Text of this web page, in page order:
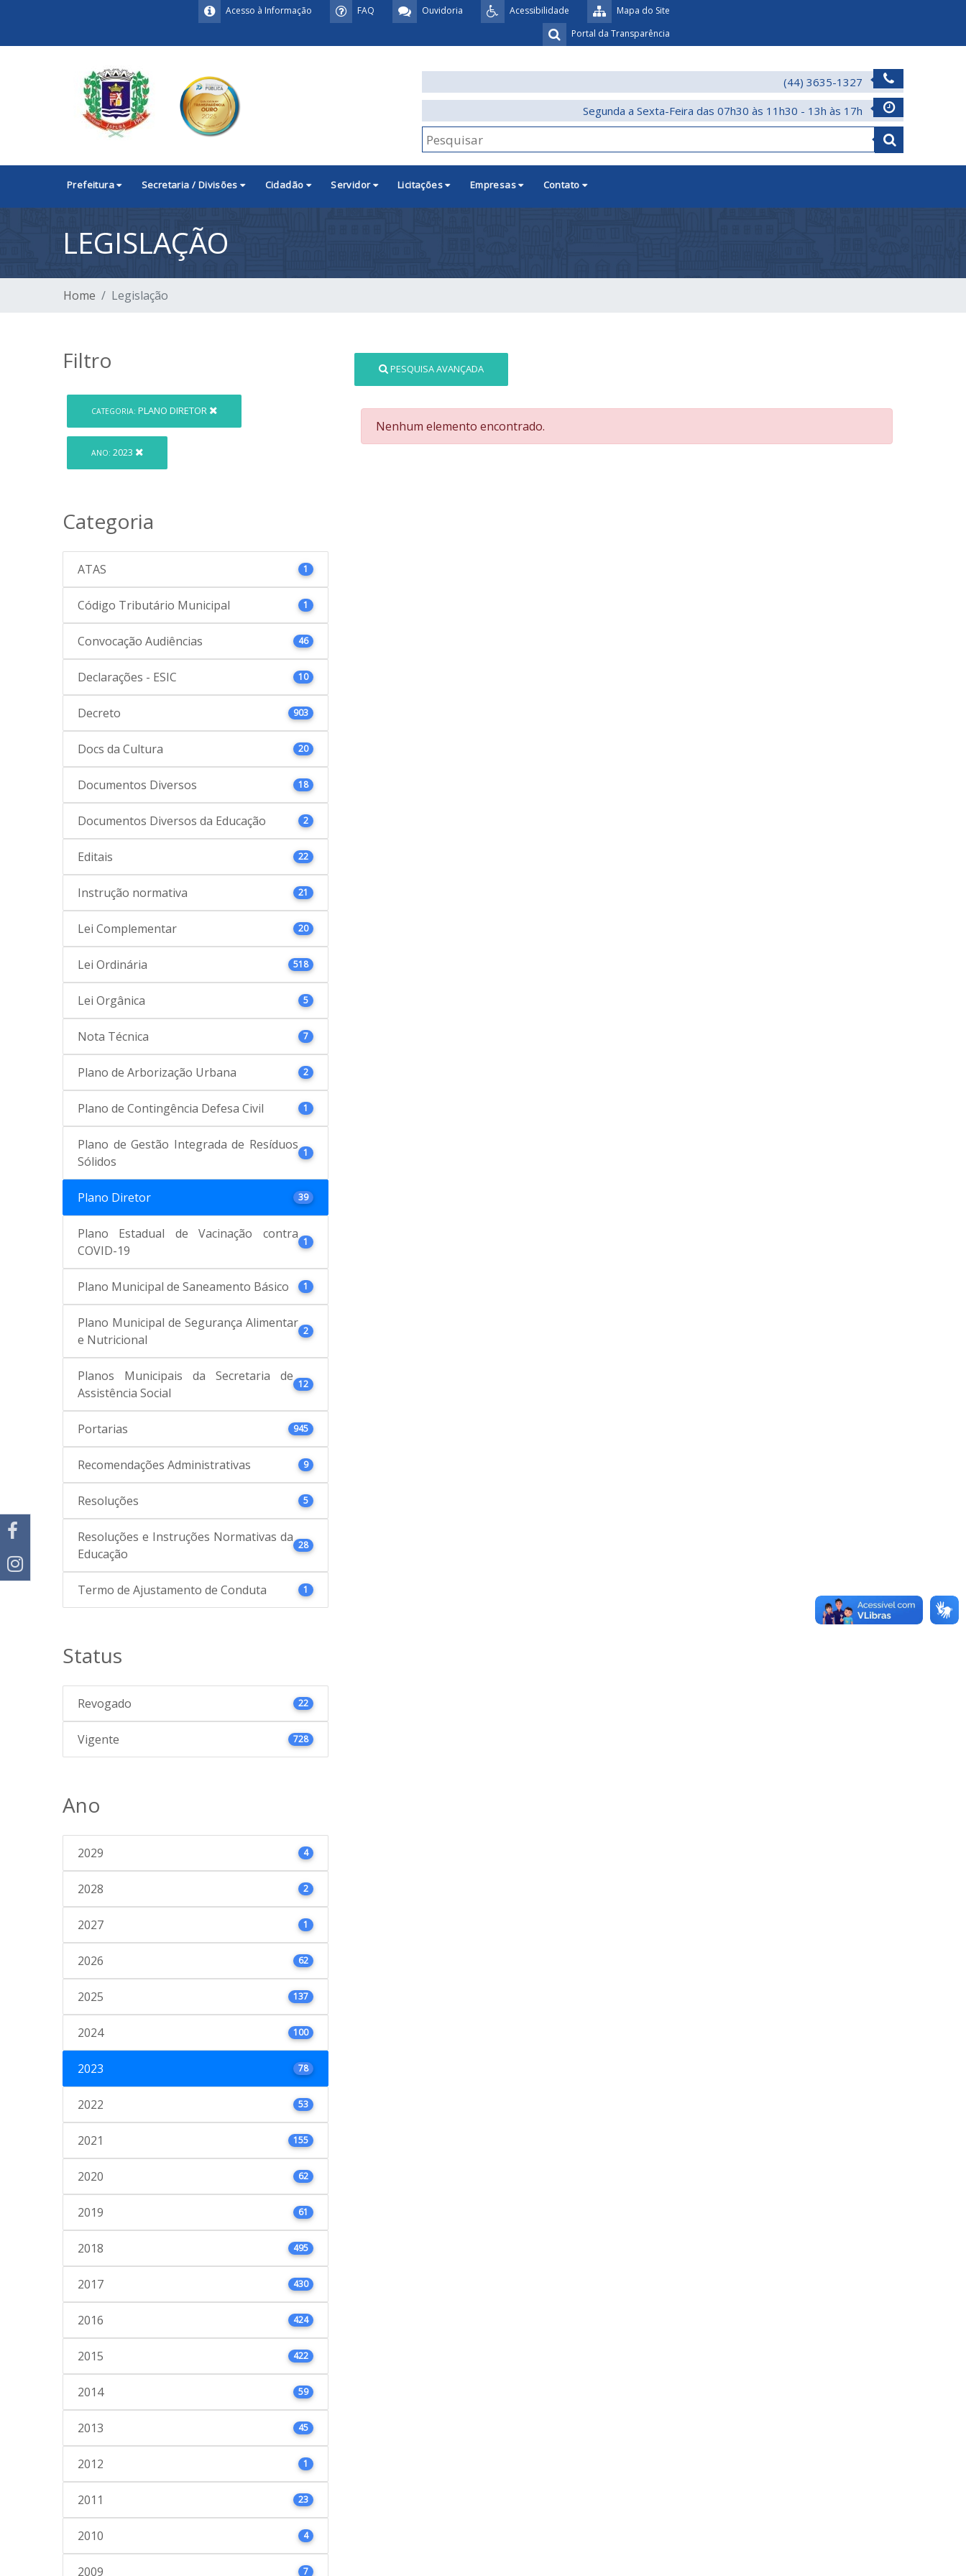
Mapa do Site
Acessibilidade
Ouvidoria
FAQ
Acesso à Informação
Portal da Transparência
(44) 3635-1327
Segunda a Sexta-Feira das 07h30 às 11h30 - 13h às 17h
Prefeitura Secretaria / Divisões Cidadão Servidor Licitações Empresas Contato
LEGISLAÇÃO
Home Legislação
Filtro
CATEGORIA: PLANO DIRETOR
ANO: 2023
Categoria
ATAS 1
Código Tributário Municipal 1
Convocação Audiências 46
Declarações - ESIC 10
Decreto 903
Docs da Cultura 20
Documentos Diversos 18
Documentos Diversos da Educação 2
Editais 22
Instrução normativa 21
Lei Complementar 20
Lei Ordinária 518
Lei Orgânica 5
Nota Técnica 7
Plano de Arborização Urbana 2
Plano de Contingência Defesa Civil 1
Plano de Gestão Integrada de Resíduos
Sólidos
1
Plano Diretor 39
Plano Estadual de Vacinação contra
COVID-19
1
Plano Municipal de Saneamento Básico 1
Plano Municipal de Segurança Alimentar
e Nutricional
2
Planos Municipais da Secretaria de
Assistência Social
12
Portarias 945
Recomendações Administrativas 9
Resoluções 5
Resoluções e Instruções Normativas da
Educação
28
Termo de Ajustamento de Conduta 1
Status
Revogado 22
Vigente 728
Ano
2029 4
2028 2
2027 1
2026 62
2025 137
2024 100
2023 78
2022 53
2021 155
2020 62
2019 61
2018 495
2017 430
2016 424
2015 422
2014 59
2013 45
2012 1
2011 23
2010 4
2009 7
PESQUISA AVANÇADA
Nenhum elemento encontrado.